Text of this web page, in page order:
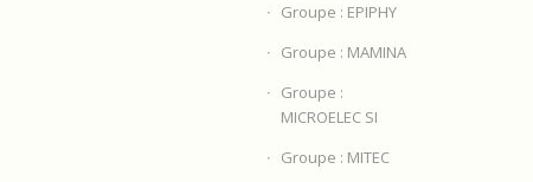
Groupe : EPIPHY
Groupe : MAMINA
Groupe :
MICROELEC SI
Groupe : MITEC